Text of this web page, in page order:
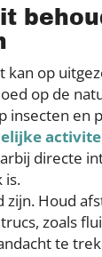
kan op
op de
insecten en
directe
is.
zijn. Houd
zoals
te